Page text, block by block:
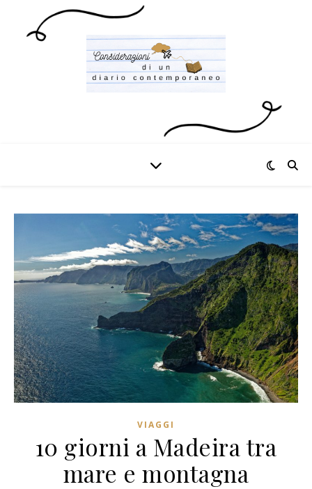
VIAGGI
10 giorni a Madeira tra
mare e montagna